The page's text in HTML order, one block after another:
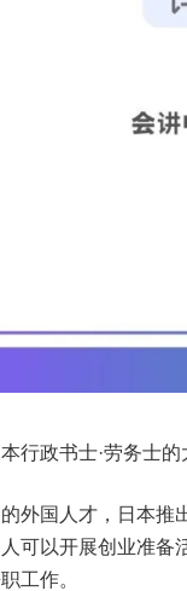
行政书士·劳务士的
外国人才，日本推
可以开展创业准备
工作。